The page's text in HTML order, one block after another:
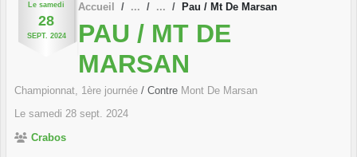
Le samedi
28
SEPT. 2024
Accueil Pau / Mt De Marsan
PAU / MT DE
MARSAN
Championnat, 1ère journée / Contre Mont De Marsan
Le samedi 28 sept. 2024
Crabos